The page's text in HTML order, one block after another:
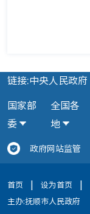
链接:中央人民政府
国家部
委
全国各
地
政府网站监管
首页 | 设为首页 |
主办:抚顺市人民政府